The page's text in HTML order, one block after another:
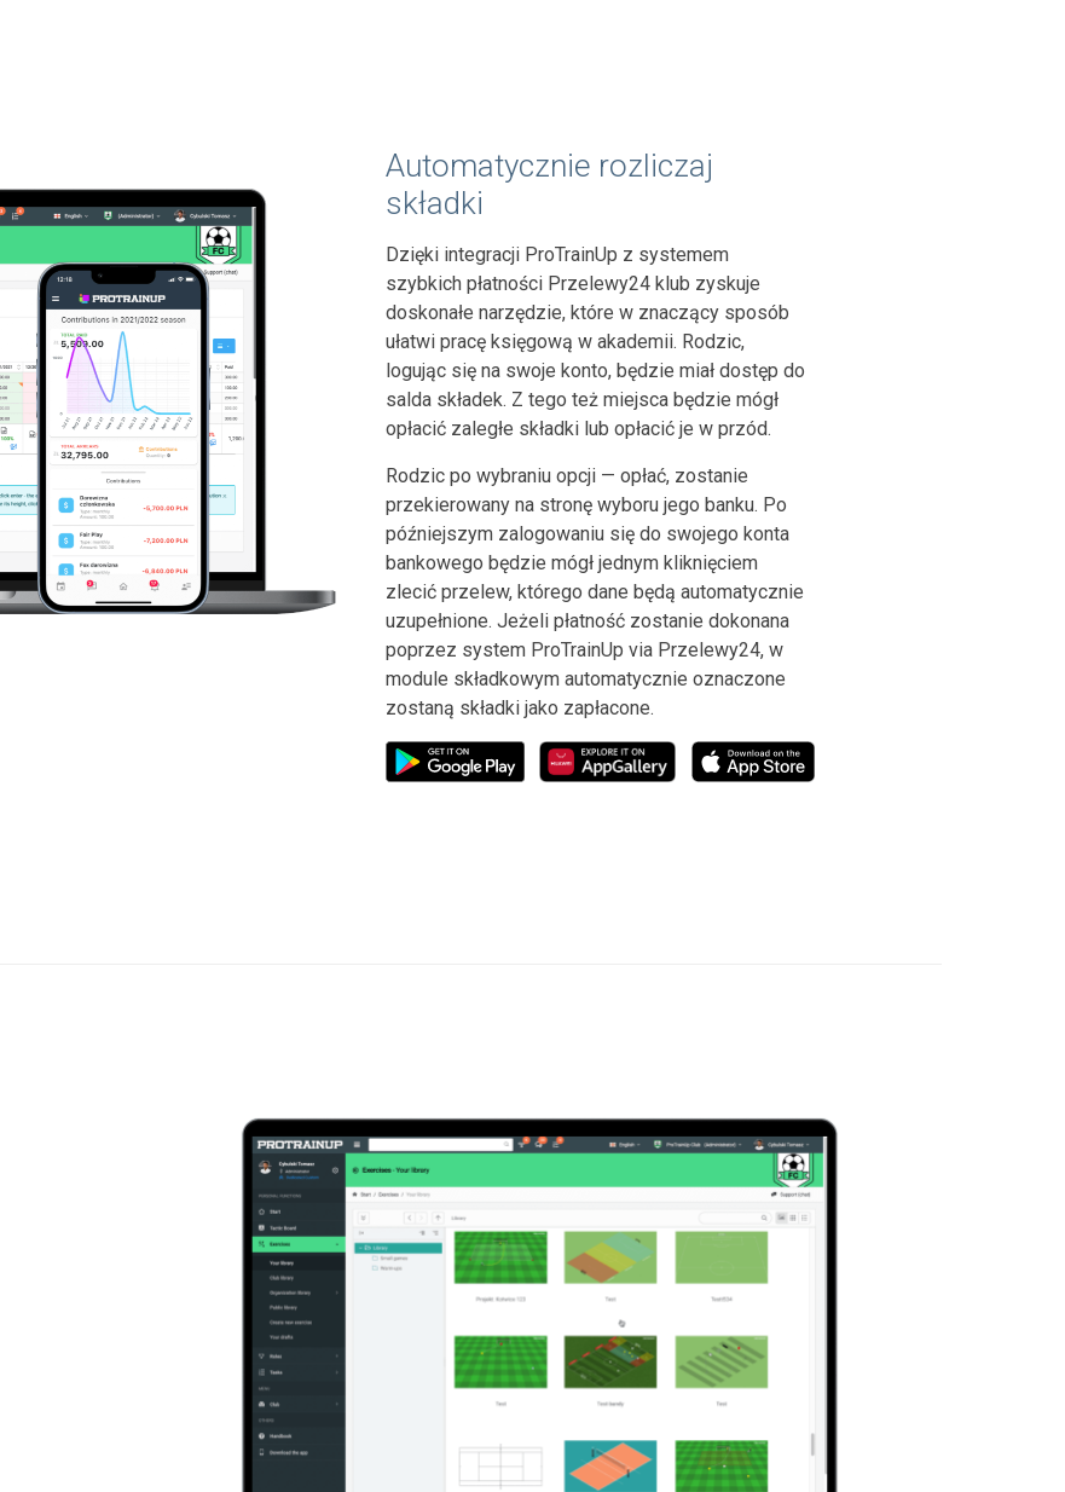
Automatycznie rozliczaj
składki
Dzięki integracji ProTrainUp z systemem
szybkich płatności Przelewy24 klub zyskuje
doskonałe narzędzie, które w znaczący sposób
ułatwi pracę księgową w akademii. Rodzic,
logując się na swoje konto, będzie miał dostęp do
salda składek. Z tego też miejsca będzie mógł
opłacić zaległe składki lub opłacić je w przód.
Rodzic po wybraniu opcji — opłać, zostanie
przekierowany na stronę wyboru jego banku. Po
późniejszym zalogowaniu się do swojego konta
bankowego będzie mógł jednym kliknięciem
zlecić przelew, którego dane będą automatycznie
uzupełnione. Jeżeli płatność zostanie dokonana
poprzez system ProTrainUp via Przelewy24, w
module składkowym automatycznie oznaczone
zostaną składki jako zapłacone.